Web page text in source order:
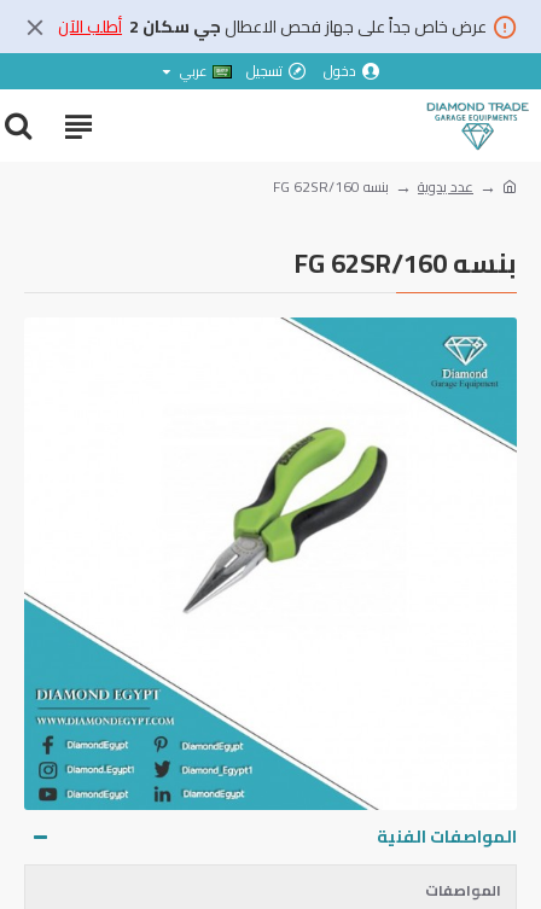
عرض خاص جداً على جهاز فحص الاعطالجي سكان 2 أطلب الآن
دخول تسجيل عربي
عدد يدوية بنسه FG 62SR/160
بنسه FG 62SR/160
المواصفات الفنية
المواصفات